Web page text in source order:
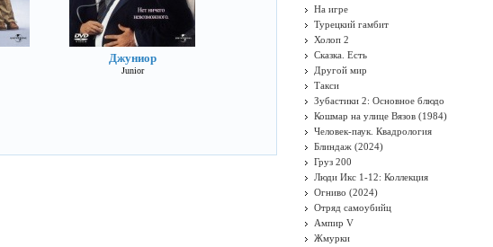
Джуниор
Junior
На игре
Турецкий гамбит
Холоп 2
Сказка. Есть
Другой мир
Такси
Зубастики 2: Основное блюдо
Кошмар на улице Вязов (1984)
Человек-паук. Квадрология
Блиндаж (2024)
Груз 200
Люди Икс 1-12: Коллекция
Огниво (2024)
Отряд самоубийц
Ампир V
Жмурки